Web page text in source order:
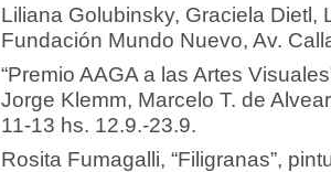
Liliana Golubinsky, Graciela Dietl,
Fundación Mundo Nuevo, Av.
“Premio AAGA a las Artes
Jorge Klemm, Marcelo T. de
11-13 hs. 12.9.-23.9.­­
Rosita Fumagalli, “Filigranas”,